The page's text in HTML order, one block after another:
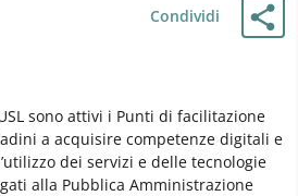
sono attivi i Punti di facilitazione
a acquisire competenze digitali e
dei servizi e delle tecnologie
alla Pubblica Amministrazione
Condividi